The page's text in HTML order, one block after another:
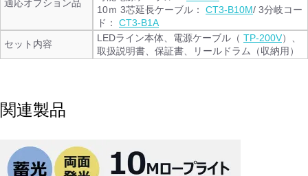
適応オプション品
10ｍ 3芯延長ケーブル： CT3-B10M/ 3分岐コー
ド： CT3-B1A
セット内容
LEDライン本体、電源ケーブル（ TP-200V）、
取扱説明書、保証書、リールドラム（収納用）
関連製品